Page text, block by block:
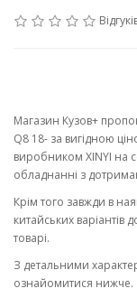
Магазин Кузов+
Q8 18- за вигідною
виробником XINYI на
обладнанні з
Крім того завжди в
китайських варіантів
товарі.
З детальними
ознайомитися нижче.